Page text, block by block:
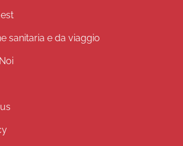
sanitaria e da viaggio